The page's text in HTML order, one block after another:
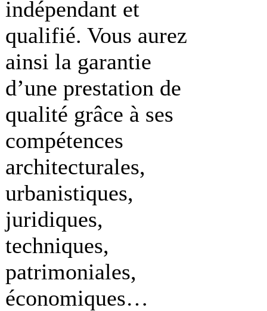
indépendant et
qualifié. Vous aurez
ainsi la garantie
d’une prestation de
qualité grâce à ses
compétences
architecturales,
urbanistiques,
juridiques,
techniques,
patrimoniales,
économiques…